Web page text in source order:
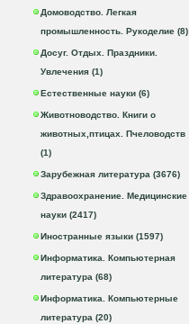
Домоводство. Легкая
промышленность. Рукоделие (8)
Досуг. Отдых. Праздники.
Увлечения (1)
Естественные науки (6)
Животноводство. Книги о
животных,птицах. Пчеловодств
(1)
Зарубежная литература (3676)
Здравоохранение. Медицинские
науки (2417)
Иностранные языки (1597)
Информатика. Компьютерная
литература (68)
Информатика. Компьютерные
литература (20)